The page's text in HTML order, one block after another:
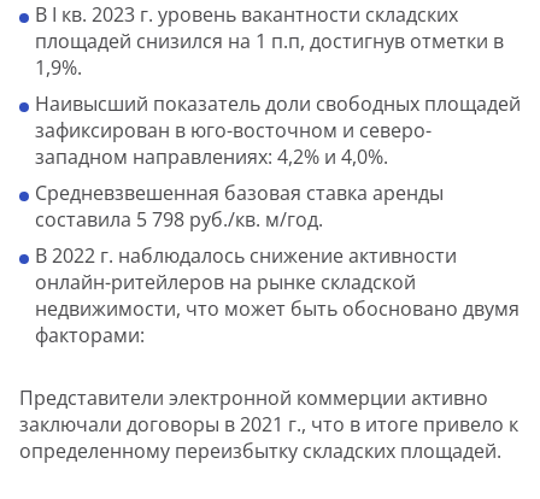
В I кв. 2023 г. уровень вакантности складских
площадей снизился на 1 п.п, достигнув отметки в
1,9%.
Наивысший показатель доли свободных площадей
зафиксирован в юго-восточном и северо-
западном направлениях: 4,2% и 4,0%.
Средневзвешенная базовая ставка аренды
составила 5 798 руб./кв. м/год.
В 2022 г. наблюдалось снижение активности
онлайн-ритейлеров на рынке складской
недвижимости, что может быть обосновано двумя
факторами:
Представители электронной коммерции активно
заключали договоры в 2021 г., что в итоге привело к
определенному переизбытку складских площадей.